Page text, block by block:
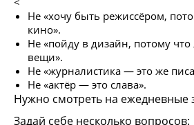
Не «хочу быть режиссёром,
кино».
Не «пойду в дизайн, потому
вещи».
Не «журналистика — это же
Не «актёр — это слава».
Нужно смотреть на ежедневные
Задай себе несколько вопросов: